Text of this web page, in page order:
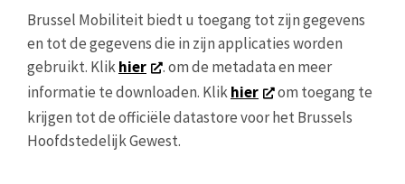
Brussel Mobiliteit biedt u toegang tot zijn gegevens
en tot de gegevens die in zijn applicaties worden
gebruikt. Klikhier
. om de metadata en meer
informatie te downloaden. Klikhier
om toegang te
krijgen tot de officiële datastore voor het Brussels
Hoofdstedelijk Gewest.